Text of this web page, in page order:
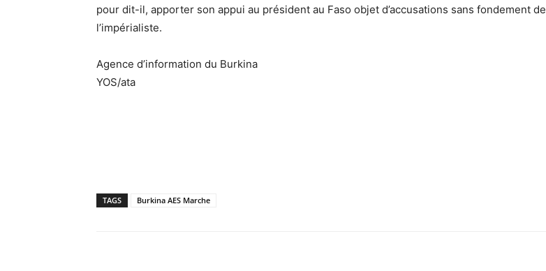
pour dit-il, apporter son appui au président au Faso objet d’accusations sans fondement de
l’impérialiste.
Agence d’information du Burkina
YOS/ata
TAGS Burkina AES Marche